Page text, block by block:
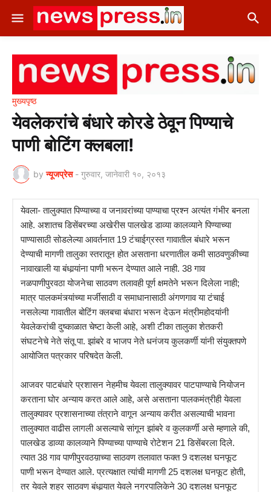
मुख्यपृष्ठ
येवलेकरांचे बंधारे कोरडे ठेवून पिण्याचे
पाणी बोटिंग क्लबला!
by न्यूजप्रेस - गुरुवार, जानेवारी १०, २०१३
येवला- तालुक्यात पिण्याच्या व जनावरांच्या पाण्याचा प्रश्न अत्यंत गंभीर बनला
आहे. अशातच डिसेंबरच्या अखेरीस पालखेड डाव्या कालव्याने पिण्याच्या
पाण्यासाठी सोडलेल्या आवर्तनात 19 टंचाईग्रस्त गावातील बंधारे भरून
देण्याची मागणी तालुका स्तरातून होत असताना धरणातील कमी साठवणुकीच्या
नावाखाली या बंधार्‍यांना पाणी भरून देण्यात आले नाही. 38 गाव
नळपाणीपुरवठा योजनेचा साठवण तलावही पूर्ण क्षमतेने भरून दिलेला नाही;
मात्र पालकमंत्र्यांच्या मर्जीसाठी व समाधानासाठी अंगणगाव या टंचाई
नसलेल्या गावातील बोटिंग क्लबचा बंधारा भरून देऊन मंत्रीमहोदयांनी
येवलेकरांची दुष्काळात चेष्टा केली आहे, अशी टीका तालुका शेतकरी
संघटनेचे नेते संतू पा. झांबरे व भाजप नेते धनंजय कुलकर्णी यांनी संयुक्तपणे
आयोजित पत्रकार परिषदेत केली.
आजवर पाटबंधारे प्रशासन नेहमीच येवला तालुक्यावर पाटपाण्याचे नियोजन
करताना घोर अन्याय करत आले आहे, असे असताना पालकमंत्रीही येवला
तालुक्यावर प्रशासनाच्या तंत्राने वागून अन्याय करीत असल्याची भावना
तालुक्यात वाढीस लागली असल्याचे सांगून झांबरे व कुलकर्णी असे म्हणाले की,
पालखेड डाव्या कालव्याने पिण्याच्या पाण्याचे रोटेशन 21 डिसेंबरला दिले.
त्यात 38 गाव पाणीपुरवठय़ाच्या साठवण तलावात फक्त 9 दशलक्ष घनफूट
पाणी भरून देण्यात आले. प्रत्यक्षात त्यांची मागणी 25 दशलक्ष घनफूट होती,
तर येवले शहर साठवण बंधार्‍यात येवले नगरपालिकेने 30 दशलक्ष घनफूट